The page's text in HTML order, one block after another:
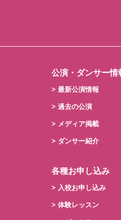
公演・ダンサー情
最新公演情報
過去の公演
メディア掲載
ダンサー紹介
各種お申し込み
入校お申し込み
体験レッスン